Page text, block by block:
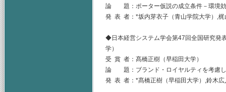
論 題：ポーター仮説の成立条件－環境効
発 表 者：*坂内芽衣子（青山学院大学）,
◆日本経営システム学会第47回全国研究発
学）
受 賞 者：髙橋正樹（早稲田大学）
論 題：ブランド・ロイヤルティを考慮し
発 表 者：*髙橋正樹（早稲田大学）,鈴木